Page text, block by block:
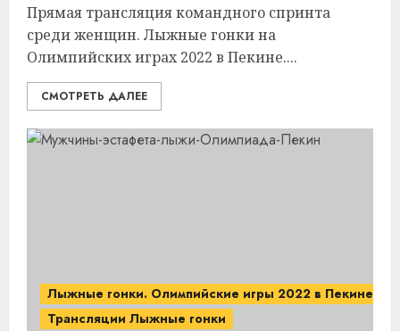
Прямая трансляция командного спринта
среди женщин. Лыжные гонки на
Олимпийских играх 2022 в Пекине....
СМОТРЕТЬ ДАЛЕЕ
Лыжные гонки. Олимпийские игры 2022 в Пекине.
Трансляции Лыжные гонки